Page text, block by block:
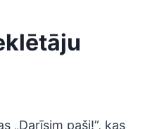
„Darīsim paši!”, kas